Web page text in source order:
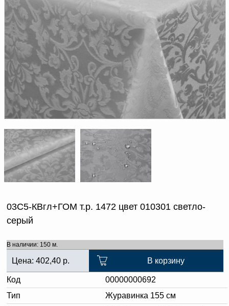
Как оформить заказ
Вакансии
Как нас найти
Написать нам
Доверенность на
получение груза
Документы по работе с
персональными данными
Письмо руководителю
Вопросы и ответы
Новости | Статьи
03С5-КВгл+ГОМ т.р. 1472 цвет 010301 светло-
серый
В наличии: 150 м.
Цена: 402,40 р. В корзину
Код
00000000692
Тип
Журавинка 155 см
Добавить